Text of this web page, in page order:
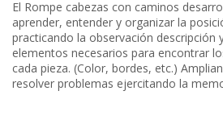
El Rompe cabezas con caminos
aprender, entender y organizar la
practicando la observación descripción
elementos necesarios para encontrar
cada pieza. (Color, bordes, etc.)
resolver problemas ejercitando la